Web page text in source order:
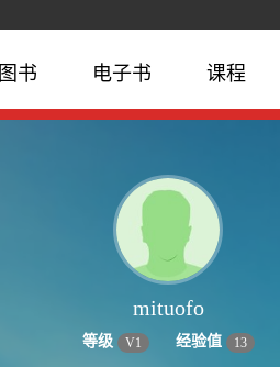
图书 电子书 课程
mituofo
等级 V1 经验值 13